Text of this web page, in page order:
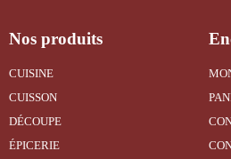
Nos produits
CUISINE
CUISSON
DÉCOUPE
ÉPICERIE